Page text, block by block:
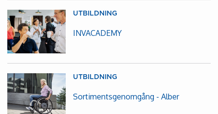
UTBILDNING
INVACADEMY
UTBILDNING
Sortimentsgenomgång - Alber